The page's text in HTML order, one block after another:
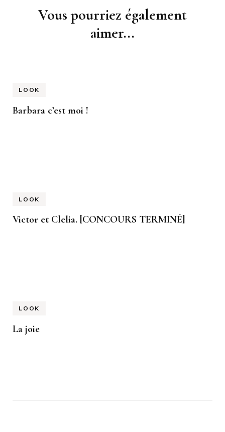
Navigation
Vous pourriez également
aimer...
LOOK
Barbara c’est moi !
LOOK
Victor et Clelia. [CONCOURS TERMINÉ]
LOOK
La joie